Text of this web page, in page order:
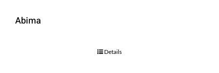
Abima
Details